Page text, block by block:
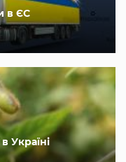
в ЄС
Україні